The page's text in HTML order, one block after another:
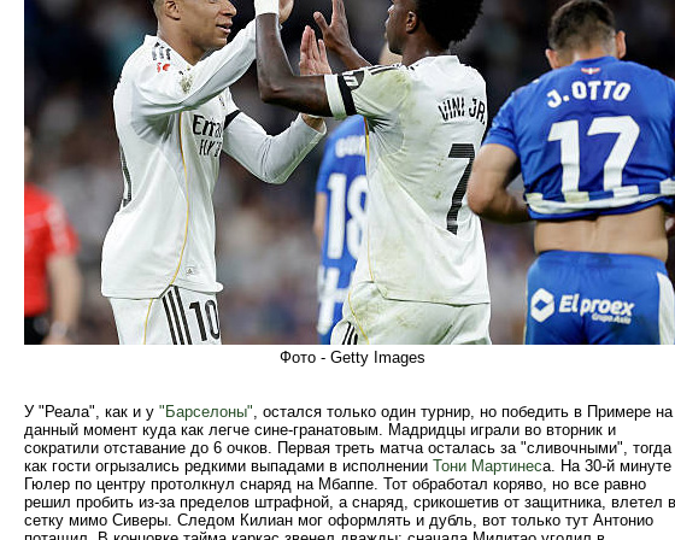
Фото - Getty Images
У "Реала", как и у "Барселоны", остался только один турнир, но победить в Примере на
данный момент куда как легче сине-гранатовым. Мадридцы играли во вторник и
сократили отставание до 6 очков. Первая треть матча осталась за "сливочными", тогда
как гости огрызались редкими выпадами в исполнении Тони Мартинеса. На 30-й минуте
Гюлер по центру протолкнул снаряд на Мбаппе. Тот обработал коряво, но все равно
решил пробить из-за пределов штрафной, а снаряд, срикошетив от защитника, влетел в
сетку мимо Сиверы. Следом Килиан мог оформлять и дубль, вот только тут Антонио